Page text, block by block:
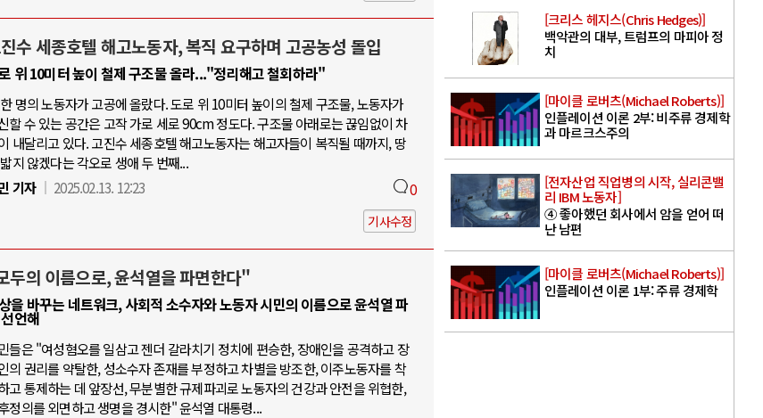
수 세종호텔 해고노동자, 복직 요구하며 고공농성 돌입
위 10미터 높이 철제 구조물 올라..."정리해고 철회하라"
명의 노동자가 고공에 올랐다. 도로 위 10미터 높이의 철제 구조물, 노동자가
할 수 있는 공간은 고작 가로 세로 90cm 정도다. 구조물 아래로는 끊임없이 차
내달리고 있다. 고진수 세종호텔 해고노동자는 해고자들이 복직될 때까지, 땅
지 않겠다는 각오로 생애 두 번째...
기자
2025.02.13. 12:23 0
기사수정
두의 이름으로, 윤석열을 파면한다"
을 바꾸는 네트워크, 사회적 소수자와 노동자 시민의 이름으로 윤석열 파
언해
들은 "여성혐오를 일삼고 젠더 갈라치기 정치에 편승한, 장애인을 공격하고 장
의 권리를 약탈한, 성소수자 존재를 부정하고 차별을 방조한, 이주노동자를 착
고 통제하는 데 앞장선, 무분별한 규제파괴로 노동자의 건강과 안전을 위협한,
정의를 외면하고 생명을 경시한" 윤석열 대통령...
[크리스 헤지스(Chris Hedges)]
백악관의 대부, 트럼프의 마피아 정
치
[마이클 로버츠(Michael Roberts)]
인플레이션 이론 2부: 비주류 경제학
과 마르크스주의
[전자산업 직업병의 시작, 실리콘밸
리 IBM 노동자]
④ 좋아했던 회사에서 암을 얻어 떠
난 남편
[마이클 로버츠(Michael Roberts)]
인플레이션 이론 1부: 주류 경제학